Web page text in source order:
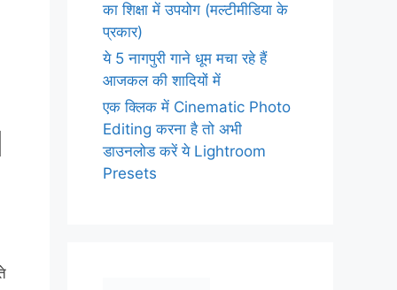
का शिक्षा में उपयोग (मल्टीमीडिया के
प्रकार)
ये 5 नागपुरी गाने धूम मचा रहे हैं
आजकल की शादियों में
एक क्लिक में Cinematic Photo
Editing करना है तो अभी
डाउनलोड करें ये Lightroom
Presets